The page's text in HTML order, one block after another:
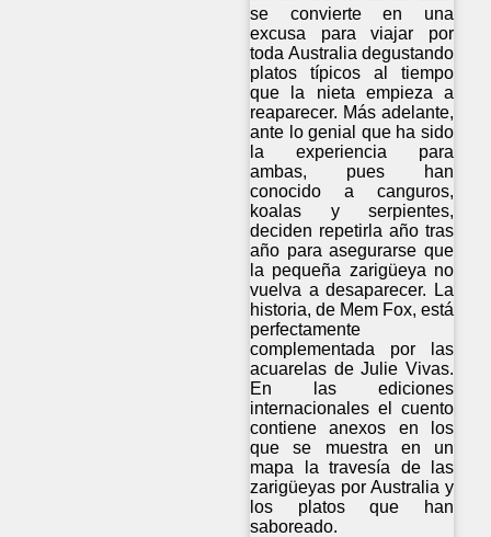
se convierte en una
excusa para viajar por
toda Australia degustando
platos típicos al tiempo
que la nieta empieza a
reaparecer. Más adelante,
ante lo genial que ha sido
la experiencia para
ambas, pues han
conocido a canguros,
koalas y serpientes,
deciden repetirla año tras
año para asegurarse que
la pequeña zarigüeya no
vuelva a desaparecer. La
historia, de Mem Fox, está
perfectamente
complementada por las
acuarelas de Julie Vivas.
En las ediciones
internacionales el cuento
contiene anexos en los
que se muestra en un
mapa la travesía de las
zarigüeyas por Australia y
los platos que han
saboreado.